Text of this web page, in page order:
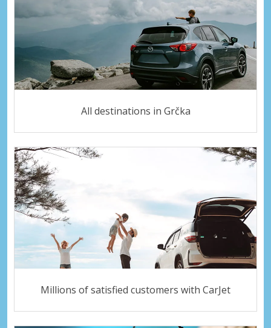
All destinations in Grčka
Millions of satisfied customers with CarJet